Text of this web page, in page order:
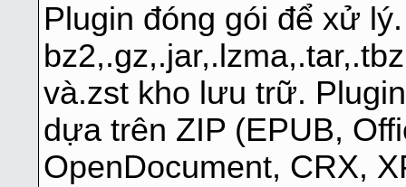
Plugin đóng gói để xử lý.
và.zst kho lưu trữ.
dựa trên ZIP (EPUB,
OpenDocument, CRX,